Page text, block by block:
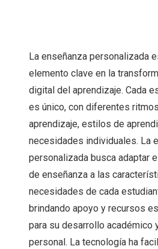
La enseñanza personalizada
elemento clave en la
digital del aprendizaje. Cada
es único, con diferentes
aprendizaje, estilos de
necesidades individuales. La
personalizada busca adaptar
de enseñanza a las
necesidades de cada
brindando apoyo y recursos
para su desarrollo académico
personal. La tecnología ha